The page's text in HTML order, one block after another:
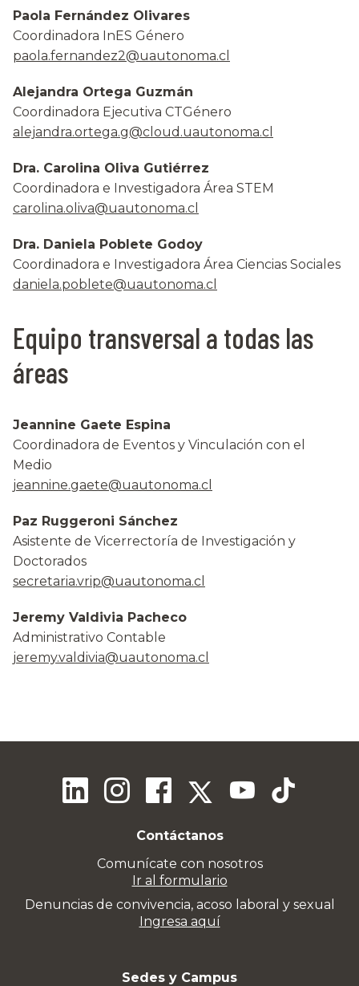
Paola Fernández Olivares
Coordinadora InES Género
paola.fernandez2@uautonoma.cl
Alejandra Ortega Guzmán
Coordinadora Ejecutiva CTGénero
alejandra.ortega.g@cloud.uautonoma.cl
Dra. Carolina Oliva Gutiérrez
Coordinadora e Investigadora Área STEM
carolina.oliva@uautonoma.cl
Dra. Daniela Poblete Godoy
Coordinadora e Investigadora Área Ciencias Sociales
daniela.poblete@uautonoma.cl
Equipo transversal a todas las
áreas
Jeannine Gaete Espina
Coordinadora de Eventos y Vinculación con el
Medio
jeannine.gaete@uautonoma.cl
Paz Ruggeroni Sánchez
Asistente de Vicerrectoría de Investigación y
Doctorados
secretaria.vrip@uautonoma.cl
Jeremy Valdivia Pacheco
Administrativo Contable
jeremy.valdivia@uautonoma.cl
Contáctanos
Comunícate con nosotros
Ir al formulario
Denuncias de convivencia, acoso laboral y sexual
Ingresa aquí
Sedes y Campus